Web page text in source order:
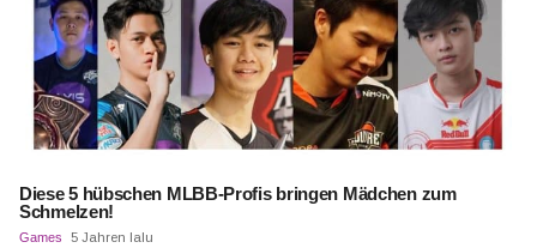
Diese 5 hübschen MLBB-Profis bringen Mädchen zum
Schmelzen!
Games 5 Jahren lalu